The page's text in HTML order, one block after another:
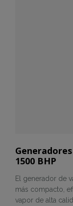
1500 BHP
El generador de
más compacto,
vapor de alta